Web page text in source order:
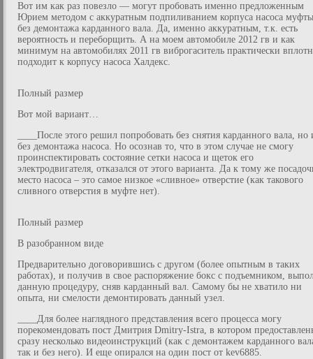
Вот им как раз повезло — могут пробовать именно предложенным
Юрием методом с аккуратным подпиливанием корпуса насоса
без демонтажа карданного вала. Да, именно аккуратным, т.к. есть
вероятность и переборщить. А на моем автомобиле 2012 гв и как
минимум на автомобилях 2011 гв виброгаситель практически
подходит к корпусу насоса Халдекс.
Полный размер
Вот мой вариант…
____После этого решил попробовать без снятия карданного вала, но
без демонтажа насоса. Но осознав то, что в этом случае не смогу
проинспектировать состояние сетки насоса и щеток его
электродвигателя, отказался от этого варианта. Да к тому же
место насоса – это самое низкое «сливное» отверстие (как такового
сливного отверстия в муфте нет).
Полный размер
В разобранном виде
Предварительно договорившись с другом (более опытным в таких
работах), и получив в свое распоряжение бокс с подъемником,
данную процедуру, сняв карданный вал. Самому бы не хватило ни
опыта, ни смелости демонтировать данный узел.
____Для более наглядного представления всего процесса могу
порекомендовать пост Дмитрия Dmitry-Istra, в котором
сразу несколько видеоинструкций (как с демонтажем карданного
так и без него). И еще опирался на один пост от kev6885.